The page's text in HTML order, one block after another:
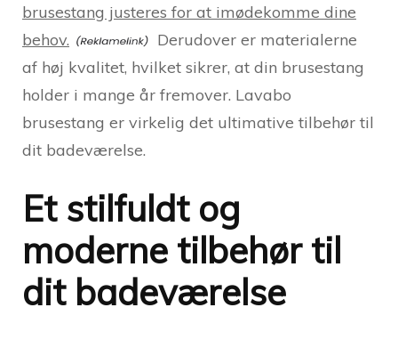
brusestang justeres for at imødekomme dine
behov.
Derudover er materialerne
af høj kvalitet, hvilket sikrer, at din brusestang
holder i mange år fremover. Lavabo
brusestang er virkelig det ultimative tilbehør til
dit badeværelse.
Et stilfuldt og
moderne tilbehør til
dit badeværelse